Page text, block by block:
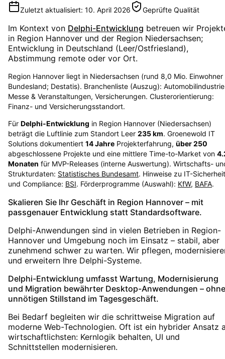
Zuletzt aktualisiert: 10. April 2026 Geprüfte Qualität
Im Kontext von Delphi-Entwicklung betreuen wir
in Region Hannover und der Region Niedersachsen;
Entwicklung in Deutschland (Leer/Ostfriesland),
Abstimmung remote oder vor Ort.
Region Hannover liegt in Niedersachsen (rund 8,0 Mio. Einwohner
Bundesland; Destatis). Branchenliste (Auszug):
Messe & Veranstaltungen, Versicherungen. Clusterorientierung:
Finanz- und Versicherungsstandort.
Für Delphi-Entwicklung in Region Hannover (Niedersachsen)
beträgt die Luftlinie zum Standort Leer 235km. Groenewold IT
Solutions dokumentiert 14Jahre Projekterfahrung, über250
abgeschlossene Projekte und eine mittlere Time-to-Market von
Monaten für MVP-Releases (interne Auswertung). Wirtschafts-
Strukturdaten: Statistisches Bundesamt. Hinweise zu IT-Sicherheit
und Compliance: BSI. Förderprogramme (Auswahl): KfW, BAFA.
Skalieren Sie Ihr Geschäft in Region Hannover – mit
passgenauer Entwicklung statt Standardsoftware.
Delphi-Anwendungen sind in vielen Betrieben in Region-
Hannover und Umgebung noch im Einsatz – stabil, aber
zunehmend schwer zu warten. Wir pflegen,
und erweitern Ihre Delphi-Systeme.
Delphi-Entwicklung umfasst Wartung, Modernisierung
und Migration bewährter Desktop-Anwendungen – ohne
unnötigen Stillstand im Tagesgeschäft.
Bei Bedarf begleiten wir die schrittweise Migration auf
moderne Web-Technologien. Oft ist ein hybrider Ansatz
wirtschaftlichsten: Kernlogik behalten, UI und
Schnittstellen modernisieren.